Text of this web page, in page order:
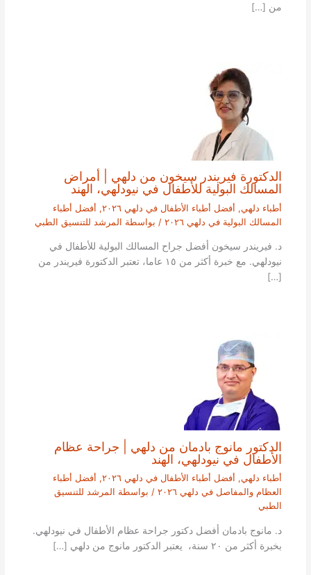
من […]
الدكتورة فيريندر سيخون من دلهي | أمراض
المسالك البولية للأطفال في نيودلهي، الهند
أطباء دلهي, أفضل أطباء الأطفال في دلهي ٢٠٢٦ , أفضل أطباء
المسالك البولية في دلهي ٢٠٢٦
/ بواسطة المرشد للتنسيق الطبي
د. فيريندر سيخون أفضل جراح المسالك البولية للأطفال في
نيودلهي. مع خبرة أكثر من ١٥ عاما، تعتبر الدكتورة فيريندر من
[…]
الدكتور مانوج بادمان من دلهي | جراحة عظام
الأطفال في نيودلهي، الهند
أطباء دلهي, أفضل أطباء الأطفال في دلهي ٢٠٢٦ , أفضل أطباء
العظام والمفاصل في دلهي ٢٠٢٦
/ بواسطة المرشد للتنسيق
الطبي
د. مانوج بادمان أفضل دكتور جراحة عظام الأطفال في نيودلهي.
بخبرة أكثر من ٢٠ سنة، يعتبر الدكتور مانوج من دلهي […]